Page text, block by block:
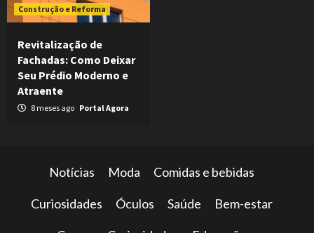
Construção e Reforma
Revitalização de
Fachadas: Como Deixar
Seu Prédio Moderno e
Atraente
8 meses ago Portal Agora
Notícias Moda Comidas e bebidas
Curiosidades Óculos Saúde Bem-estar